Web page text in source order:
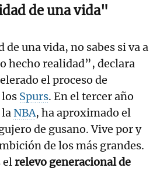
de una vida"
de una vida, no sabes si va a
hecho realidad”, declara
el proceso de
Spurs. En el tercer año
la NBA, ha aproximado el
de gusano. Vive por y
de los más grandes.
elrelevo generacional de